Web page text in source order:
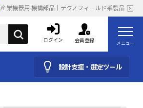
産業機器用 機構部品｜テクノフィールド系製品
ログイン 会員登録 メニュー
設計支援・選定ツール
CAD
BIM、IESなど
カタログ